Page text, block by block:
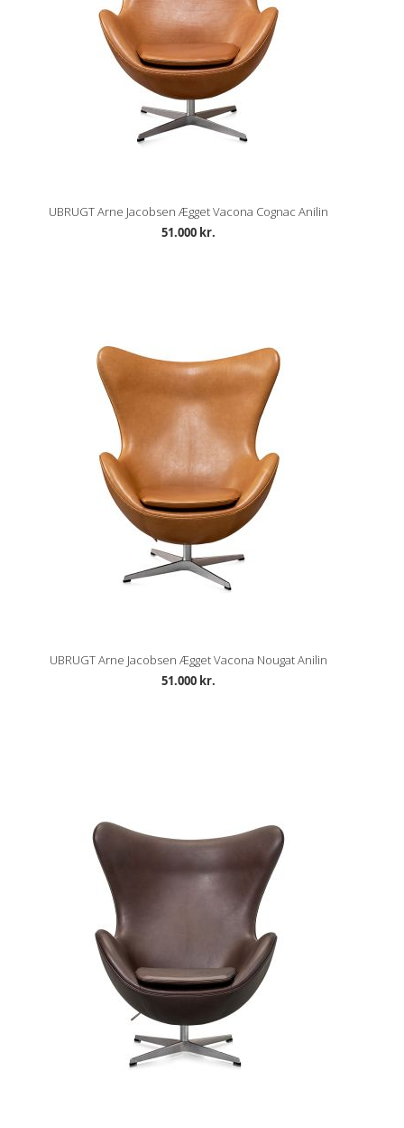
UBRUGT Arne Jacobsen Ægget Vacona Cognac Anilin
51.000 kr.
UBRUGT Arne Jacobsen Ægget Vacona Nougat Anilin
51.000 kr.